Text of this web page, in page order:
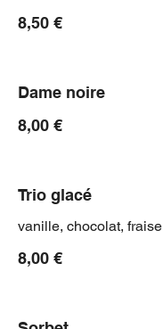
8,50 €
Dame noire
8,00 €
Trio glacé
vanille, chocolat, fraise
8,00 €